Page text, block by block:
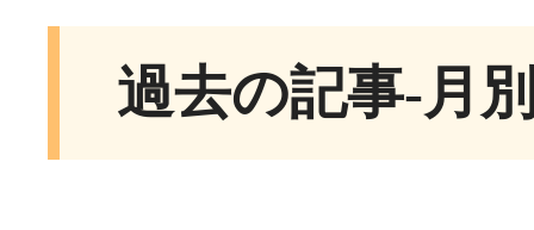
過去の記事-月